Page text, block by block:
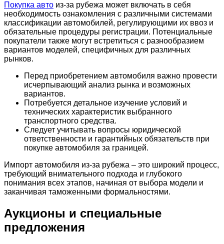
Покупка авто из-за рубежа может включать в себя
необходимость ознакомления с различными системами
классификации автомобилей, регулирующими их ввоз и
обязательные процедуры регистрации. Потенциальные
покупатели также могут встретиться с разнообразием
вариантов моделей, специфичных для различных
рынков.
Перед приобретением автомобиля важно провести
исчерпывающий анализ рынка и возможных
вариантов.
Потребуется детальное изучение условий и
технических характеристик выбранного
транспортного средства.
Следует учитывать вопросы юридической
ответственности и гарантийных обязательств при
покупке автомобиля за границей.
Импорт автомобиля из-за рубежа – это широкий процесс,
требующий внимательного подхода и глубокого
понимания всех этапов, начиная от выбора модели и
заканчивая таможенными формальностями.
Аукционы и специальные
предложения